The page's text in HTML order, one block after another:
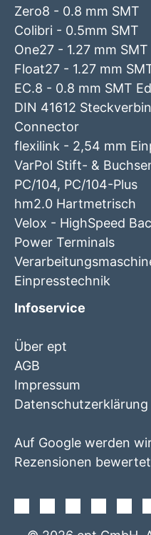
Zero8 - 0.8 mm SMT
Colibri - 0.5mm SMT
One27 - 1.27 mm SMT
Float27 - 1.27 mm
EC.8 - 0.8 mm SMT
DIN 41612
Connector
flexilink - 2,54 mm
VarPol Stift- &
PC/104, PC/104-Plus
hm2.0 Hartmetrisch
Velox - HighSpeed
Power Terminals
Einpresstechnik
Infoservice
Über ept
AGB
Impressum
Datenschutzerklärung
Auf Google werden
Rezensionen